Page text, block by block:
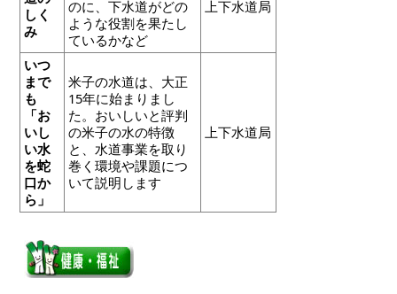
しく
み
のに、下水道がどの
ような役割を果たし
ているかなど
上下水道局
いつ
まで
も
「お
いし
い水
を蛇
口か
ら」
米子の水道は、大正
15年に始まりまし
た。おいしいと評判
の米子の水の特徴
と、水道事業を取り
巻く環境や課題につ
いて説明します
上下水道局